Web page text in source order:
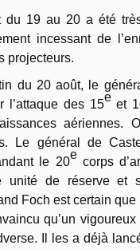
du 19 au 20 a été
incessant de
projecteurs.
du 20 août, le
l’attaque des 15e et
aériennes.
Le général de
le 20e corps
unité de réserve et
Foch est certain que
qu’un
Il les a déjà